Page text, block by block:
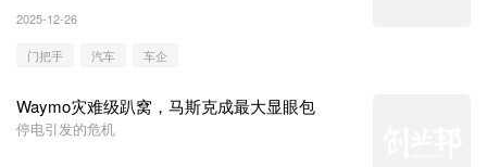
2025-12-26
门把手 汽车 车企
Waymo灾难级趴窝，马斯克成最大显眼包
停电引发的危机